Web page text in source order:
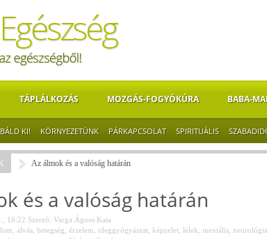
TÁPLÁLKOZÁS MOZGÁS-FOGYÓKÚRA BABA-
KI! KÖRNYEZETÜNK PÁRKAPCSOLAT SPIRITUÁLIS
Az álmok és a valóság határán
és a valóság határán
16:22 Szerző: Varga Ágnes Kata
alvás, betegség érzelem ideggyógyászat, képzelet, lélek mentális, neurológia